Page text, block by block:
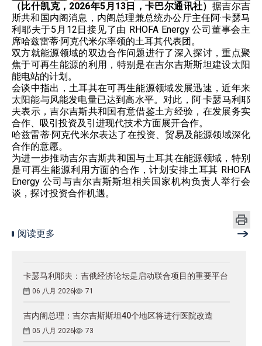
（比什凯克，2026年5月13日，卡巴尔通讯社） 据吉尔吉
斯共和国内阁消息，内阁总理兼总统办公厅主任阿·卡瑟马
利耶夫于5月12日接见了由 RHOFA Energy​ 公司董事会主
席哈兹雷蒂·阿克代米尔率领的土耳其代表团。
双方就能源领域的双边合作问题进行了深入探讨，重点聚
焦于可再生能源的利用，特别是在吉尔吉斯斯坦建设太阳
能电站的计划。
会谈中指出，土耳其在可再生能源领域发展迅速，近年来
太阳能与风能发电量已达到高水平。对此，阿·卡瑟马利耶
夫表示，吉尔吉斯共和国有意借鉴土方经验，在发展务实
合作、吸引投资及引进现代技术方面展开合作。
哈兹雷蒂·阿克代米尔表达了在投资、贸易及能源领域深化
合作的意愿。
为进一步推动吉尔吉斯共和国与土耳其在能源领域，特别
是可再生能源利用方面的合作，计划安排土耳其 RHOFA
Energy​ 公司与吉尔吉斯斯坦相关国家机构负责人举行会
谈，探讨投资合作机遇。
阅读更多
卡瑟马利耶夫：吉俄经济论坛是启动联合项目的重要平台
06 八月 2026 71
吉内阁总理：吉尔吉斯斯坦40个地区将进行医院改造
05 八月 2026 73